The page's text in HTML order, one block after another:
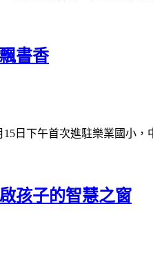
書香
日下午首次進駐樂業國小
孩子的智慧之窗